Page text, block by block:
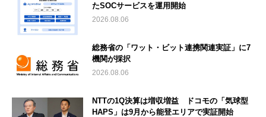
たSOCサービスを運用開始
2026.08.06
総務省の「ワット・ビット連携関連実証」に7
機関が採択
2026.08.06
NTTの1Q決算は増収増益 ドコモの「気球型
HAPS」は9月から能登エリアで実証開始